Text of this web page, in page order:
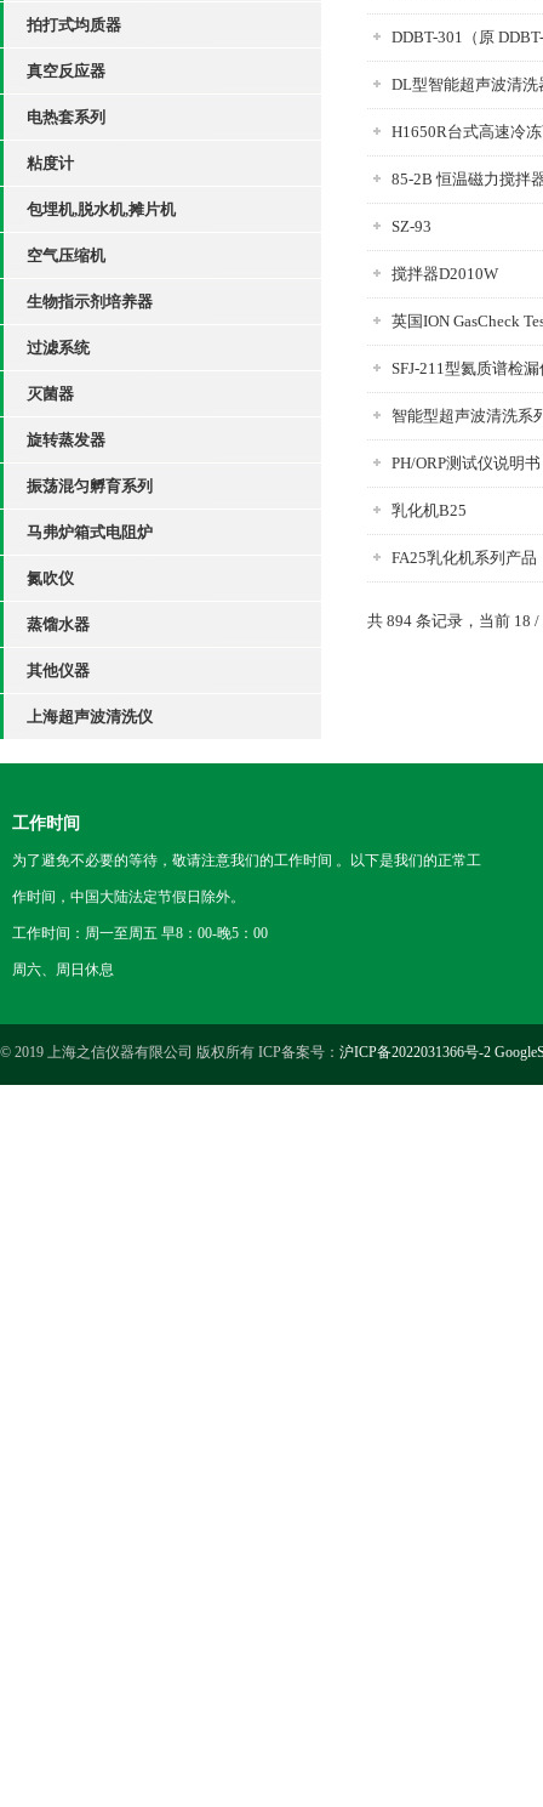
拍打式均质器
真空反应器
电热套系列
粘度计
包埋机,脱水机,摊片机
空气压缩机
生物指示剂培养器
过滤系统
灭菌器
旋转蒸发器
振荡混匀孵育系列
马弗炉箱式电阻炉
氮吹仪
蒸馏水器
其他仪器
上海超声波清洗仪
DDBT-301（原
DL型智能超声波清洗
H1650R台式高速冷
85-2B 恒温磁力搅拌
SZ-93
搅拌器D2010W
英国ION GasCheck
SFJ-211型氦质谱检漏
智能型超声波清洗系
PH/ORP测试仪说明书
乳化机B25
FA25乳化机系列产品
共 894 条记录，当前 18
工作时间
为了避免不必要的等待，敬请注意我们的工作时间 。以下是我们的正常工
作时间，中国大陆法定节假日除外。
工作时间：周一至周五 早8：00-晚5：00
周六、周日休息
© 2019 上海之信仪器有限公司 版权所有 ICP备案号： 沪ICP备2022031366号-2